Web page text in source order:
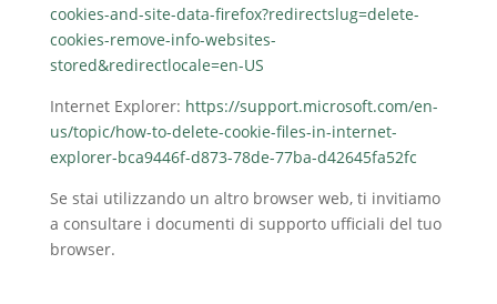
cookies-and-site-data-firefox?redirectslug=delete-
cookies-remove-info-websites-
stored&redirectlocale=en-US
Internet Explorer: https://support.microsoft.com/en-
us/topic/how-to-delete-cookie-files-in-internet-
explorer-bca9446f-d873-78de-77ba-d42645fa52fc
Se stai utilizzando un altro browser web, ti invitiamo
a consultare i documenti di supporto ufficiali del tuo
browser.